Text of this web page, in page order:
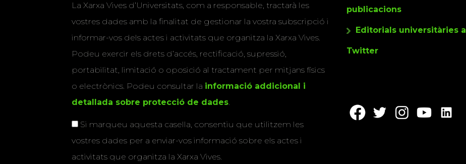
La Xarxa Vives d’Universitats, com a responsable, tractarà les
vostres dades amb la finalitat de gestionar la vostra subscripció i
informar-vos dels actes i activitats que organitza la Xarxa Vives.
Podeu exercir els drets d’accés, rectificació, supressió,
portabilitat, limitació o oposició al tractament per mitjans físics
o electrònics. Podeu consultar la informació addicional i
detallada sobre protecció de dades.
Si marqueu aquesta casella, consentiu que utilitzem les
vostres dades per a enviar-vos informació sobre els actes i
activitats que organitza la Xarxa Vives.
publicacions
Editorials universitàries a
Twitter